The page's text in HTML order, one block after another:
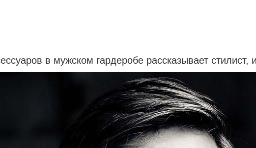
в мужском гардеробе рассказывает